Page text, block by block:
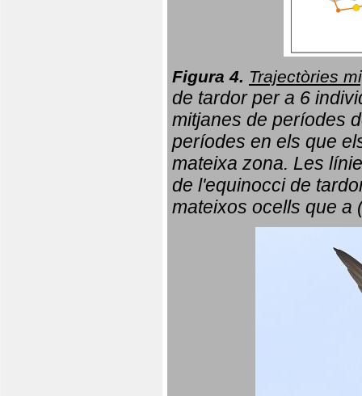
Figura 4. Trajectòries
de tardor per a 6
mitjanes de períodes
períodes en els que
mateixa zona. Les
de l'equinocci de
mateixos ocells que a